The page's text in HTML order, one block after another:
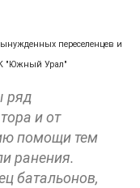
переселенцев и
"Южный Урал"
ряд
и от
помощи тем
ранения.
батальонов,